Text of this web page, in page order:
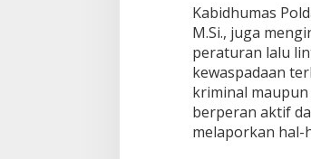
Kabidhumas
M.Si., juga
peraturan lalu
kewaspadaan
kriminal
berperan aktif
melaporkan hal-